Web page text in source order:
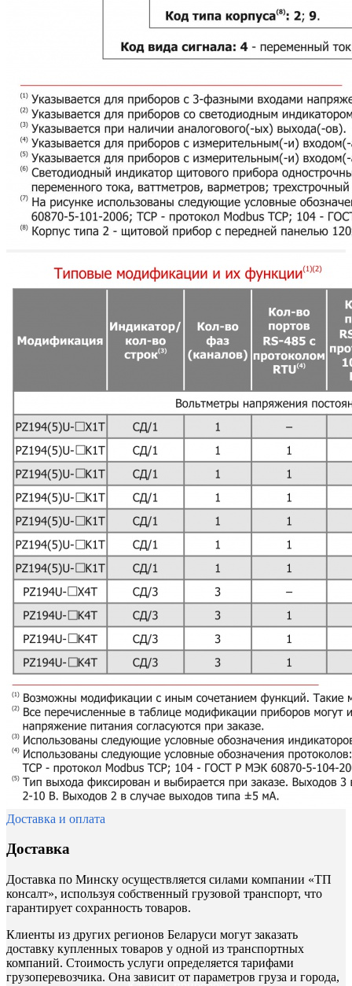
Доставка и оплата
Доставка
Доставка по Минску осуществляется силами компании «ТП
консалт», используя собственный грузовой транспорт, что
гарантирует сохранность товаров.
Клиенты из других регионов Беларуси могут заказать
доставку купленных товаров у одной из транспортных
компаний. Стоимость услуги определяется тарифами
грузоперевозчика. Она зависит от параметров груза и города,